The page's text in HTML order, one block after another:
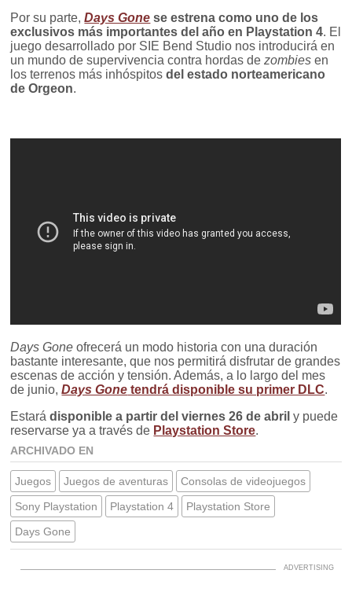
Por su parte,Days Gone se estrena como uno de los
exclusivos más importantes del año en Playstation 4. El
juego desarrollado por SIE Bend Studio nos introducirá en
un mundo de supervivencia contra hordas dezombies en
los terrenos más inhóspitosdel estado norteamericano
de Orgeon.
Days Gone ofrecerá un modo historia con una duración
bastante interesante, que nos permitirá disfrutar de grandes
escenas de acción y tensión. Además, a lo largo del mes
de junio,Days Gone tendrá disponible su primer DLC.
Estarádisponible a partir del viernes 26 de abril y puede
reservarse ya a través de Playstation Store.
ARCHIVADO EN
Juegos Juegos de aventuras
Consolas de videojuegos
Sony Playstation
Playstation 4
Playstation Store
Days Gone